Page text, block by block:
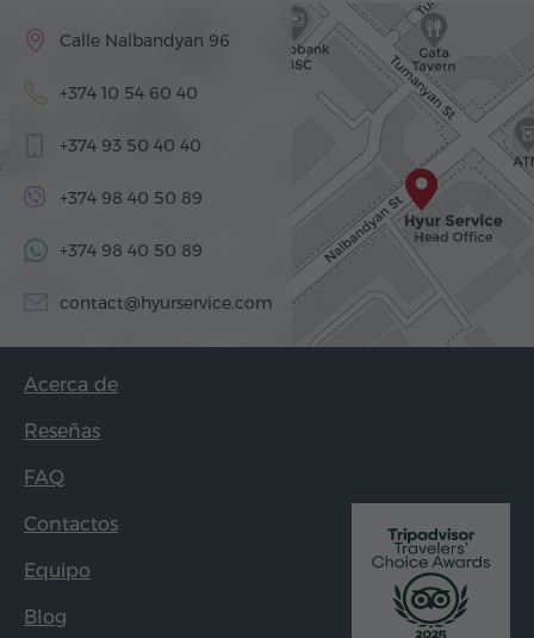
Calle Nalbandyan 96
+374 10 54 60 40
+374 93 50 40 40
+374 98 40 50 89
+374 98 40 50 89
contact@hyurservice.com
Acerca de
Reseñas
FAQ
Contactos
Equipo
Blog